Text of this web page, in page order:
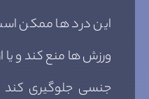
این درد ها ممکن است
ورزش ها منع کند و یا
جنسی جلوگیری کند